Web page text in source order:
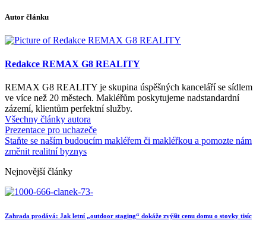
Autor článku
Redakce REMAX G8 REALITY
REMAX G8 REALITY je skupina úspěšných kanceláří se sídlem
ve více než 20 městech. Makléřům poskytujeme nadstandardní
zázemí, klientům perfektní služby.
Všechny články autora
Prezentace pro uchazeče
Staňte se naším budoucím makléřem či makléřkou a pomozte nám
změnit realitní byznys
Nejnovější články
Zahrada prodává: Jak letní „outdoor staging“ dokáže zvýšit cenu domu o stovky tisíc